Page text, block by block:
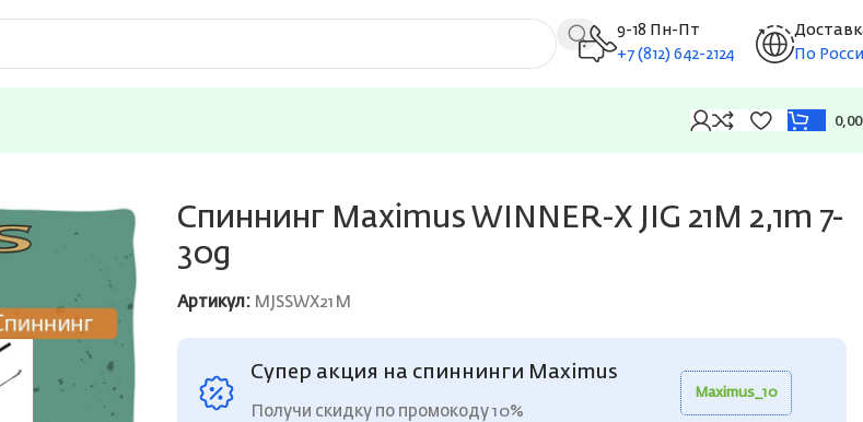
9-18 Пн-Пт
+7 (812) 642-2124
По
Спиннинг Maximus WINNER-X JIG 21M 2,1m 7-
30g
Артикул: MJSSWX21M
Супер акция на спиннинги Maximus
Получи скидку по промокоду 10%
Maximus_10